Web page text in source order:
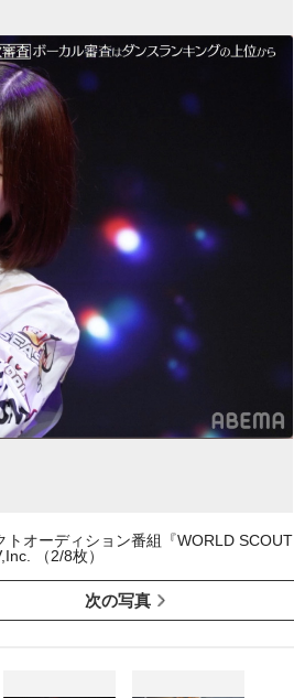
オーディション番組『WORLD SCOUT
（2/8枚）
次の写真